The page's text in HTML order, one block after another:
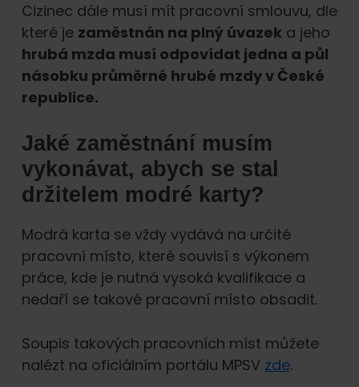
Cizinec dále musí mít pracovní smlouvu, dle
které je zaměstnán na plný úvazeka jeho
hrubá mzda musí odpovídat jedna a půl
násobku průměrné hrubé mzdy v České
republice.
Jaké zaměstnání musím
vykonávat, abych se stal
držitelem modré karty?
Modrá karta se vždy vydává na určité
pracovní místo, které souvisí s výkonem
práce, kde je nutná vysoká kvalifikace a
nedaří se takové pracovní místo obsadit.
Soupis takových pracovních míst můžete
nalézt na oficiálním portálu MPSV zde.